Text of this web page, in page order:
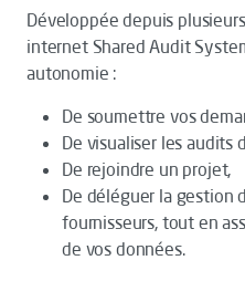
Développée depuis
internet Shared Audit
autonomie :
De soumettre vos
De visualiser les audits
De rejoindre un projet,
De déléguer la gestion
fournisseurs, tout en
de vos données.